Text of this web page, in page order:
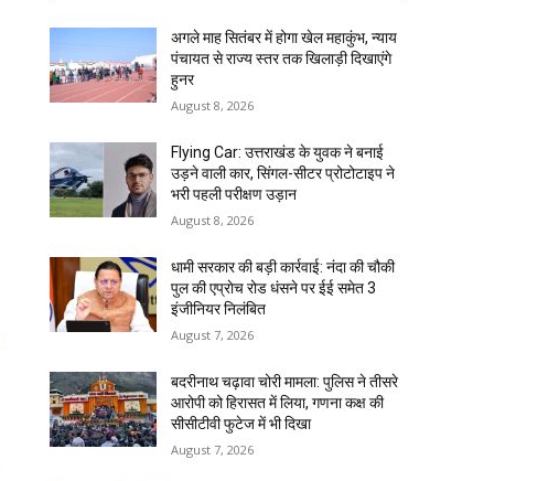
अगले माह सितंबर में होगा खेल महाकुंभ, न्याय
पंचायत से राज्य स्तर तक खिलाड़ी दिखाएंगे
हुनर
August 8, 2026
Flying Car: उत्तराखंड के युवक ने बनाई
उड़ने वाली कार, सिंगल-सीटर प्रोटोटाइप ने
भरी पहली परीक्षण उड़ान
August 8, 2026
धामी सरकार की बड़ी कार्रवाई: नंदा की चौकी
पुल की एप्राेच रोड धंसने पर ईई समेत 3
इंजीनियर निलंबित
August 7, 2026
बदरीनाथ चढ़ावा चोरी मामला: पुलिस ने तीसरे
आरोपी को हिरासत में लिया, गणना कक्ष की
सीसीटीवी फुटेज में भी दिखा
August 7, 2026